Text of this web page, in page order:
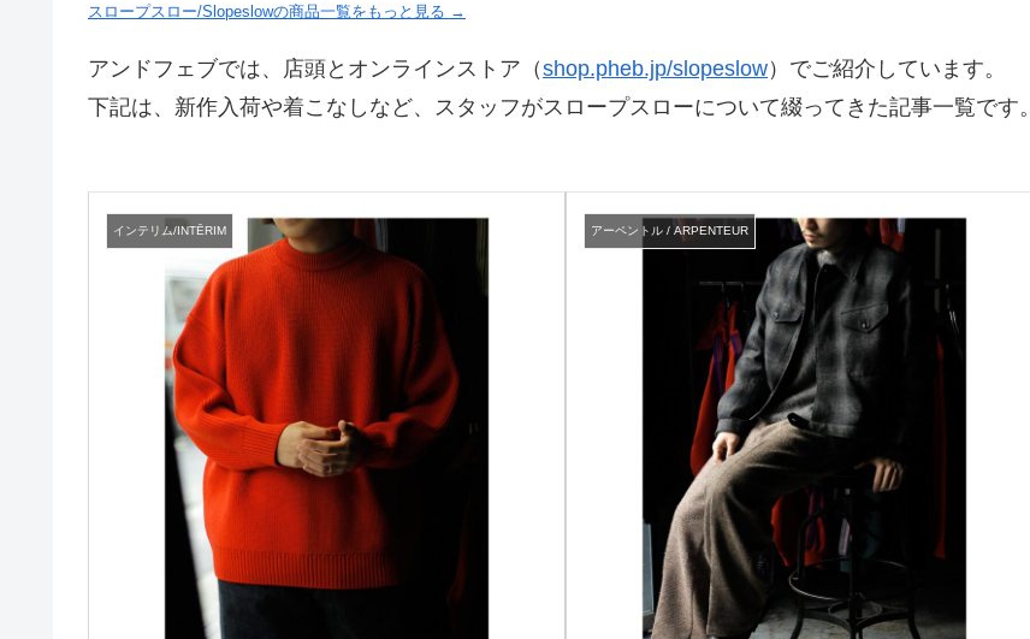
スロープスロー/Slopeslowの商品一覧をもっと見る →
アンドフェブでは、店頭とオンラインストア（shop.pheb.jp/slopeslow）でご紹介しています。
下記は、新作入荷や着こなしなど、スタッフがスロープスローについて綴ってきた記事一覧です。
インテリム/INTĒRIM アーペントル / ARPENTEUR